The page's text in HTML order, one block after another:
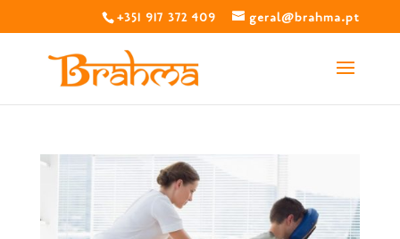
+351 917 372 409 geral@brahma.pt